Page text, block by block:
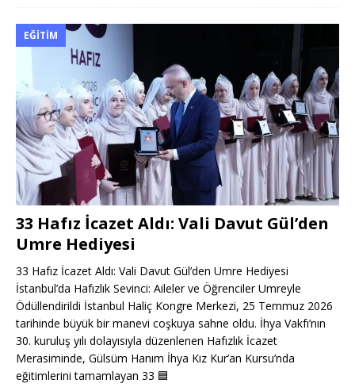
EĞITIM
33 Hafız İcazet Aldı: Vali Davut Gül’den
Umre Hediyesi
33 Hafız İcazet Aldı: Vali Davut Gül’den Umre Hediyesi
İstanbul’da Hafızlık Sevinci: Aileler ve Öğrenciler Umreyle
Ödüllendirildi İstanbul Haliç Kongre Merkezi, 25 Temmuz 2026
tarihinde büyük bir manevi coşkuya sahne oldu. İhya Vakfı’nın
30. kuruluş yılı dolayısıyla düzenlenen Hafızlık İcazet
Merasiminde, Gülsüm Hanım İhya Kız Kur’an Kursu’nda
eğitimlerini tamamlayan 33 🟦